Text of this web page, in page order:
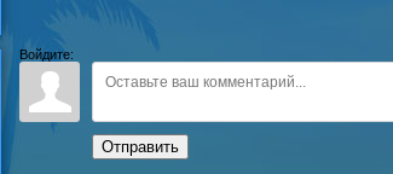
Войдите:
Отправить